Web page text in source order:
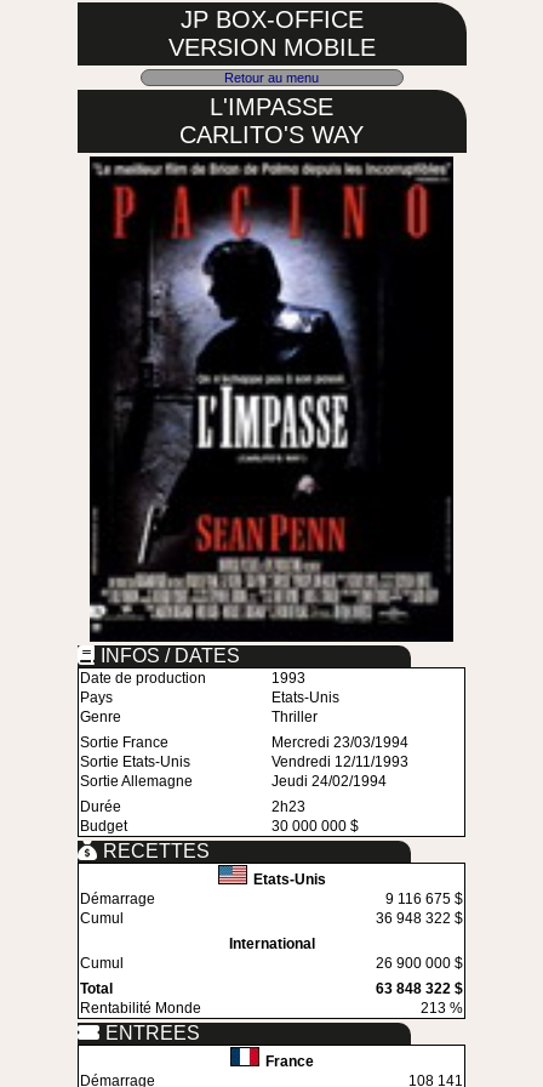
JP BOX-OFFICE
VERSION MOBILE
Retour au menu
L'IMPASSE
CARLITO'S WAY
INFOS / DATES
Date de production
1993
Pays
Etats-Unis
Genre
Thriller
Sortie France
Mercredi 23/03/1994
Sortie Etats-Unis
Vendredi 12/11/1993
Sortie Allemagne
Jeudi 24/02/1994
Durée
2h23
Budget
30 000 000 $
RECETTES
Etats-Unis
Démarrage
9 116 675 $
Cumul
36 948 322 $
International
Cumul
26 900 000 $
Total
63 848 322 $
Rentabilité Monde
213 %
ENTREES
France
Démarrage
108 141